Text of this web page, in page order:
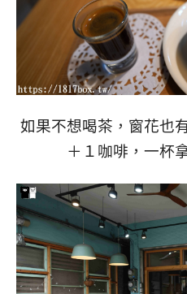
如果不想喝茶，窗花也
＋１咖啡，一杯